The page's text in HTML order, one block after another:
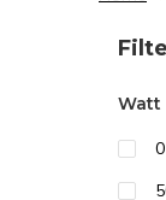
Watt